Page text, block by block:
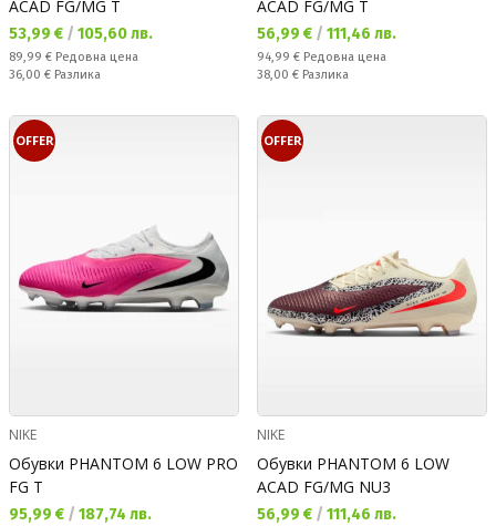
ACAD FG/MG T
Текуща цена:
53,99 € / 105,60 лв.
Редовна цена:
89,99 € Редовна цена
Спестявате:
36,00 € Разлика
ACAD FG/MG T
Текуща цена:
56,99 € / 111,46 лв.
Редовна цена:
94,99 € Редовна цена
Спестявате:
38,00 € Разлика
OFFER
NIKE
Обувки PHANTOM 6 LOW PRO
FG T
Текуща цена:
95,99 € / 187,74 лв.
OFFER
NIKE
Обувки PHANTOM 6 LOW
ACAD FG/MG NU3
Текуща цена:
56,99 € / 111,46 лв.